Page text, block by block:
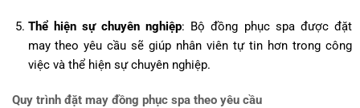
Thể hiện sự chuyên nghiệp: Bộ đồng phục spa được đặt
may theo yêu cầu sẽ giúp nhân viên tự tin hơn trong công
việc và thể hiện sự chuyên nghiệp.
Quy trình đặt may đồng phục spa theo yêu cầu